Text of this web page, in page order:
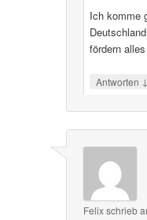
Ich komme
fördern
Antworten ↓
Felixschrieb